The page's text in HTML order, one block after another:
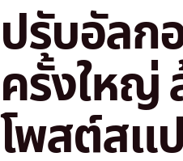
ปรับอัลก
ครั้งใหญ่
โพสต์สแ